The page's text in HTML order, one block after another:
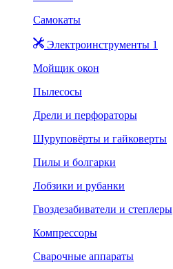
Самокаты
Электроинструменты 1
Мойщик окон
Пылесосы
Дрели и перфораторы
Шуруповёрты и гайковерты
Пилы и болгарки
Лобзики и рубанки
Гвоздезабиватели и степлеры
Компрессоры
Сварочные аппараты